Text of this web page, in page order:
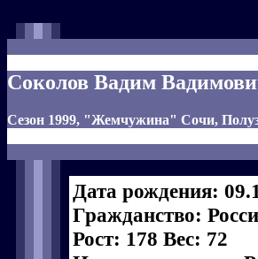
Соколов Вадим
Сезон 1999, "Жемчужина" Сочи,
Дата рождения:
Гражданство:
Рост: 178 Вес: 72